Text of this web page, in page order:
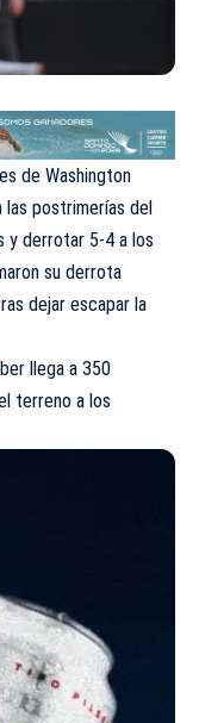
de Washington
las postrimerías del
y derrotar 5-4 a los
su derrota
dejar escapar la
llega a 350
terreno a los